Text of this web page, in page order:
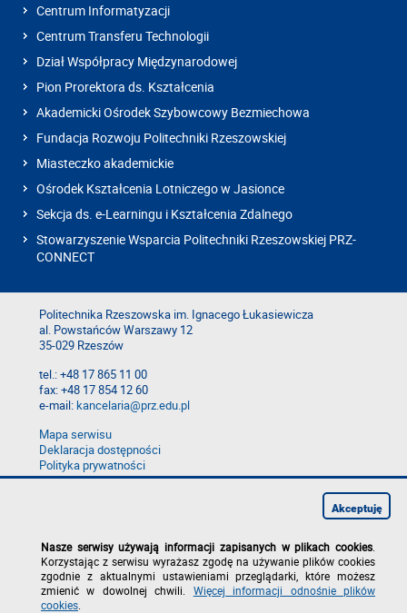
Centrum Informatyzacji
Centrum Transferu Technologii
Dział Współpracy Międzynarodowej
Pion Prorektora ds. Kształcenia
Akademicki Ośrodek Szybowcowy Bezmiechowa
Fundacja Rozwoju Politechniki Rzeszowskiej
Miasteczko akademickie
Ośrodek Kształcenia Lotniczego w Jasionce
Sekcja ds. e-Learningu i Kształcenia Zdalnego
Stowarzyszenie Wsparcia Politechniki Rzeszowskiej PRZ-
CONNECT
Politechnika Rzeszowska im. Ignacego Łukasiewicza
al. Powstańców Warszawy 12
35-029 Rzeszów
tel.: +48 17 865 11 00
fax: +48 17 854 12 60
e-mail:kancelaria@prz.edu.pl
Mapa serwisu
Deklaracja dostępności
Polityka prywatności
Zgłoś błąd na stronie
Nasze serwisy używają informacji zapisanych w plikach cookies
Korzystając z serwisu wyrażasz zgodę na używanie plików cookies
zgodnie z aktualnymi ustawieniami przeglądarki, które możesz
zmienić w dowolnej chwili. Więcej informacji odnośnie plików
cookies
Akceptuję